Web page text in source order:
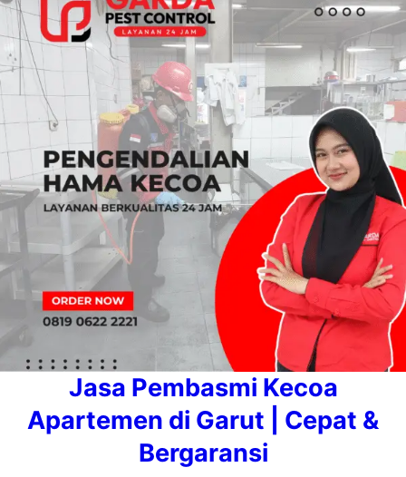
Jasa Pembasmi Kecoa
Apartemen di Garut | Cepat &
Bergaransi